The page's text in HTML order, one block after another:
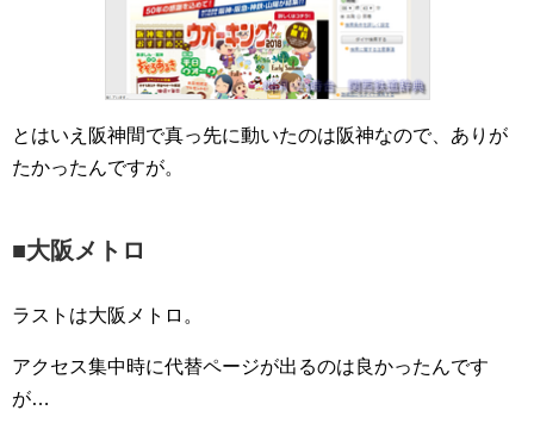
とはいえ阪神間で真っ先に動いたのは阪神なので、ありが
たかったんですが。
■大阪メトロ
ラストは大阪メトロ。
アクセス集中時に代替ページが出るのは良かったんです
が…